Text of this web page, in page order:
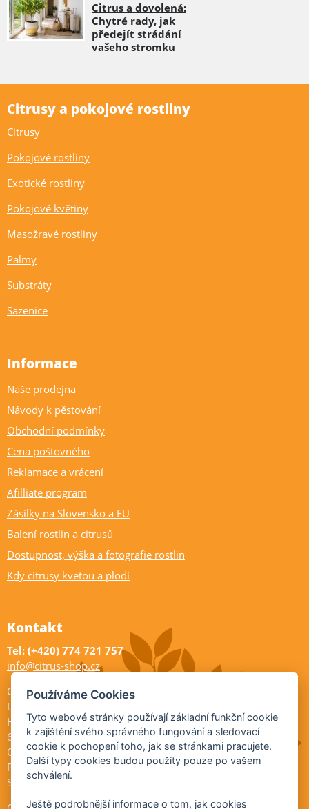
Citrus a dovolená:
Chytré rady, jak
předejít strádání
vašeho stromku
Citrusy a pokojové rostliny
Citrusy
Pokojové rostliny
Exotické rostliny
Pokojové květiny
Masožravé rostliny
Palmy
Substráty
Sazenice
Informace
Naše prodejna
Návody k pěstování
Obchodní podmínky
Cena poštovného
Reklamace a vrácení
Afilliate program
Zásilky na Slovensko a EU
Balení rostlin a citrusů
Dostupnost, výška a fotografie rostlin
Kdy citrusy kvetou a plodí
Kontakt
Tel: (+420) 774 721 757
info@citrus-shop.cz
Citrus shop zahradnictví
Legionářů 2
Hodonín
695 01
Otevřeno:
Po-Pá 9-17
So 9-11:30
Používáme Cookies
Tyto webové stránky používají základní funkční cookie
k zajištění svého správného fungování a sledovací
cookie k pochopení toho, jak se stránkami pracujete.
Další typy cookies budou použity pouze po vašem
schválení.
Ještě podrobnější informace o tom, jak cookies